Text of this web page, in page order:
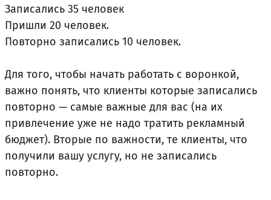
Записались 35 человек
Пришли 20 человек.
Повторно записались 10 человек.
Для того, чтобы начать работать с воронкой,
важно понять, что клиенты которые записались
повторно — самые важные для вас (на их
привлечение уже не надо тратить рекламный
бюджет). Вторые по важности, те клиенты, что
получили вашу услугу, но не записались
повторно.